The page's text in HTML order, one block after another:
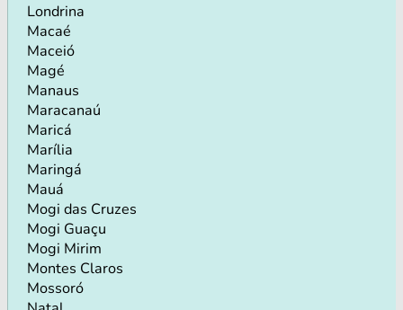
Londrina
Macaé
Maceió
Magé
Manaus
Maracanaú
Maricá
Marília
Maringá
Mauá
Mogi das Cruzes
Mogi Guaçu
Mogi Mirim
Montes Claros
Mossoró